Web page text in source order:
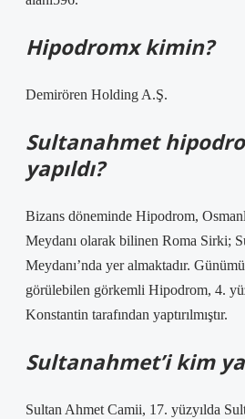
Hipodromx kimin?
Demirören Holding A.Ş.
Sultanahmet
yapıldı?
Bizans döneminde Hipodrom,
Meydanı olarak bilinen Roma Sirki;
Meydanı’nda yer almaktadır.
görülebilen görkemli Hipodrom, 4.
Konstantin tarafından yaptırılmıştır.
Sultanahmet’i kim
Sultan Ahmet Camii, 17. yüzyılda